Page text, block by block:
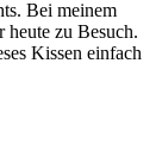
Bei meinem
heute zu Besuch.
Kissen einfach